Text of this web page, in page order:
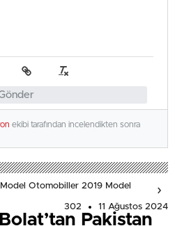
ekibi tarafından incelendikten sonra
Otomobiller 2019 Model
302 11 Ağustos 2024
Pakistan